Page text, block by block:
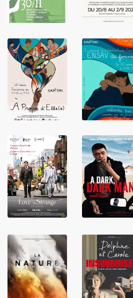
LIRE
LIRE LIRE
LIRE LIRE